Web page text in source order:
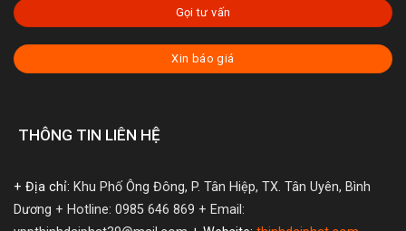
Gọi tư vấn
Xin báo giá
THÔNG TIN LIÊN HỆ
+ Địa chỉ: Khu Phố Ông Đông, P. Tân Hiệp, TX. Tân Uyên, Bình
Dương + Hotline: 0985 646 869 + Email: